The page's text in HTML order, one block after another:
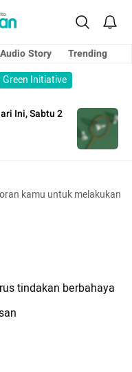
Audio Story
Trending
Green Initiative
Ini, Sabtu 2
kamu untuk melakukan
tindakan berbahaya